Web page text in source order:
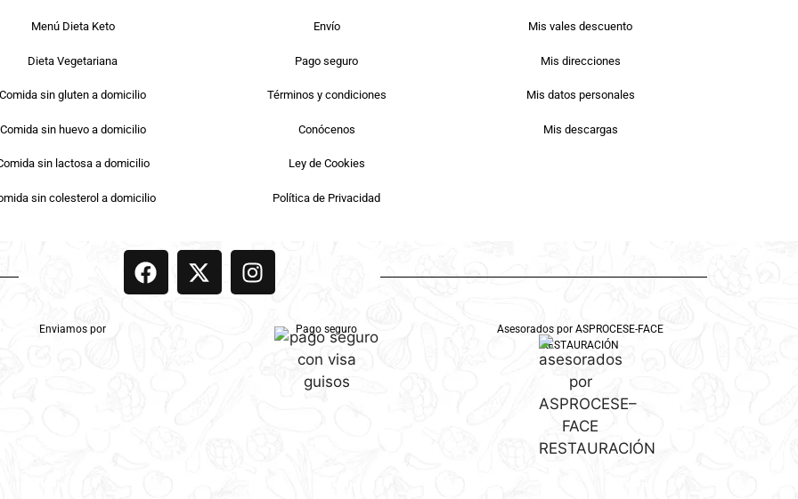
Menú Dieta Keto
Dieta Vegetariana
Comida sin gluten a domicilio
Comida sin huevo a domicilio
sin lactosa a domicilio
sin colesterol a domicilio
Envío
Pago seguro
Términos y condiciones
Conócenos
Ley de Cookies
Política de Privacidad
Mis vales descuento
Mis direcciones
Mis datos personales
Mis descargas
Enviamos por Pago seguro
Asesorados por ASPROCESE-FACE
RESTAURACIÓN